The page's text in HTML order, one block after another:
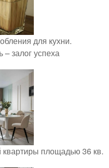
для кухни.
– залог успеха
площадью 36 кв.